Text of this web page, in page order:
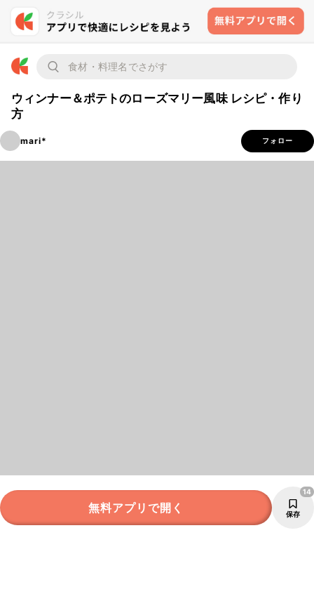
ウィンナー＆ポテトのローズマリー風味 レシピ・作り
方
mari* フォロー
無料アプリで開く 保存
14